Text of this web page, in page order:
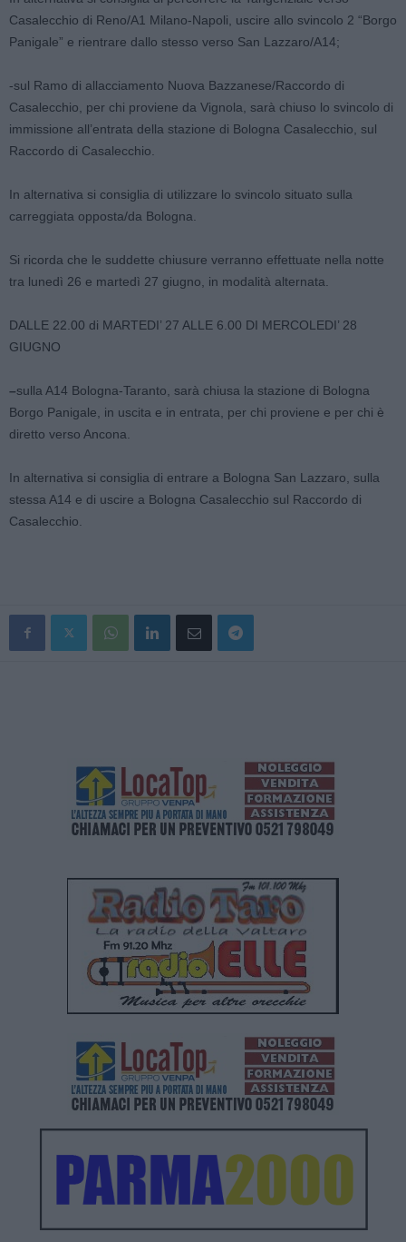
Casalecchio di Reno/A1 Milano-Napoli, uscire allo svincolo 2 “Borgo
Panigale” e rientrare dallo stesso verso San Lazzaro/A14;
-sul Ramo di allacciamento Nuova Bazzanese/Raccordo di
Casalecchio, per chi proviene da Vignola, sarà chiuso lo svincolo di
immissione all’entrata della stazione di Bologna Casalecchio, sul
Raccordo di Casalecchio.
In alternativa si consiglia di utilizzare lo svincolo situato sulla
carreggiata opposta/da Bologna.
Si ricorda che le suddette chiusure verranno effettuate nella notte
tra lunedì 26 e martedì 27 giugno, in modalità alternata.
DALLE 22.00 di MARTEDI’ 27 ALLE 6.00 DI MERCOLEDI’ 28
GIUGNO
–sulla A14 Bologna-Taranto, sarà chiusa la stazione di Bologna
Borgo Panigale, in uscita e in entrata, per chi proviene e per chi è
diretto verso Ancona.
In alternativa si consiglia di entrare a Bologna San Lazzaro, sulla
stessa A14 e di uscire a Bologna Casalecchio sul Raccordo di
Casalecchio.